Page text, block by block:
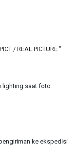
/ REAL PICTURE "
lighting saat foto
ke ekspedisi